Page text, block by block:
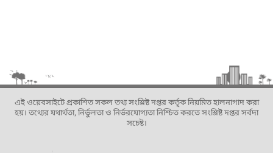
এই ওয়েবসাইটে প্রকাশিত সকল তথ্য সংশ্লিষ্ট দপ্তর কর্তৃক নিয়মিত হালনাগাদ করা
হয়। তথ্যের যথার্থতা, নির্ভুলতা ও নির্ভরযোগ্যতা নিশ্চিত করতে সংশ্লিষ্ট দপ্তর সর্বদা
সচেষ্ট।